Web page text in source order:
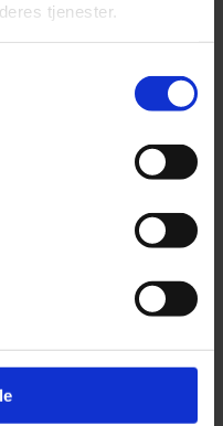
tjenester.